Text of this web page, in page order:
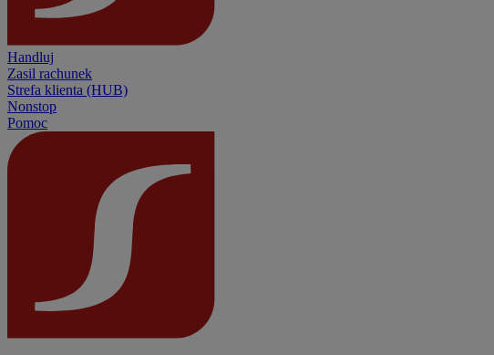
Handluj
Zasil rachunek
Strefa klienta (HUB)
Nonstop
Pomoc